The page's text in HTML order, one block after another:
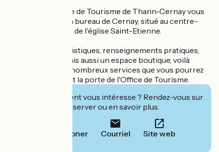
L'équipe de l'Office de Tourisme de Thann-Cernay vous
accueille dans son bureau de Cernay, situé au centre-
ville et à proximité de l'église Saint-Etienne.
Informations touristiques, renseignements pratiques,
conseil éclairé, mais aussi un espace boutique, voilà
quelques uns des nombreux services que vous pourrez
trouver en passant la porte de l'Office de Tourisme.
Cet établissement vous intéresse ? Rendez-vous sur
leur site pour réserver ou en savoir plus.
Téléphoner Courriel Site web